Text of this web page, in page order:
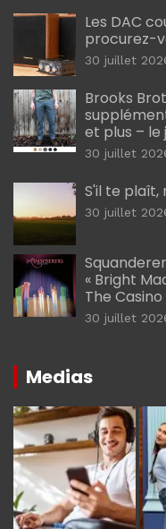
Les DAC
procurez-
30 juillet
Brooks
et plus – le
30 juillet
S'il te plaît,
30 juillet
« Bright
The
30 juillet
Medias